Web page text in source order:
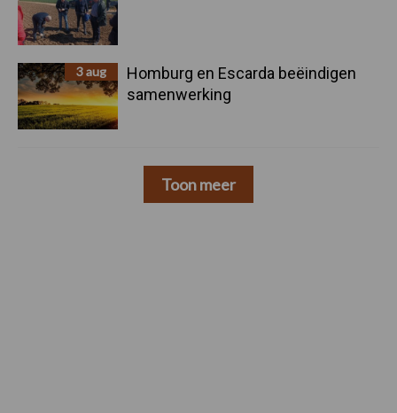
3 aug
Homburg en Escarda beëindigen
samenwerking
Toon meer